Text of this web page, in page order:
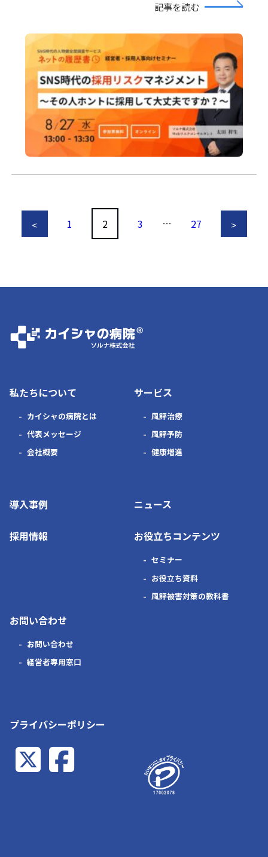
記事を読む
< 1 2 3 … 27 >
私たちについて
カイシャの病院とは
代表メッセージ
会社概要
サービス
風評治療
風評予防
健康増進
導入事例 ニュース
採用情報 お役立ちコンテンツ
セミナー
お役立ち資料
風評被害対策の教科書
お問い合わせ
お問い合わせ
経営者専用窓口
プライバシーポリシー